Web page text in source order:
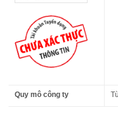
Quy mô công ty